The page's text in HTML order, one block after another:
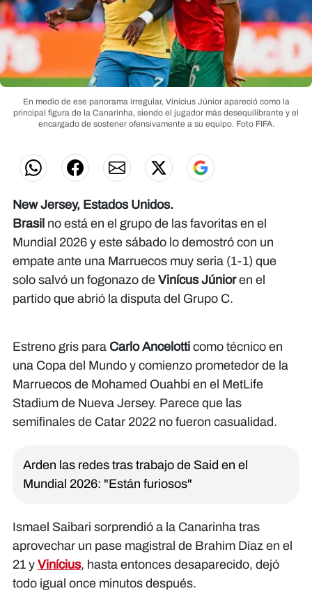
En medio de ese panorama irregular, Vinícius Júnior apareció como la
principal figura de la Canarinha, siendo el jugador más desequilibrante y el
encargado de sostener ofensivamente a su equipo. Foto FIFA.
New Jersey, Estados Unidos.
Brasil no está en el grupo de las favoritas en el
Mundial 2026 y este sábado lo demostró con un
empate ante una Marruecos muy seria (1-1) que
solo salvó un fogonazo de Vinícus Júnioren el
partido que abrió la disputa del Grupo C.
Estreno gris para Carlo Ancelotti como técnico en
una Copa del Mundo y comienzo prometedor de la
Marruecos de Mohamed Ouahbi en el MetLife
Stadium de Nueva Jersey. Parece que las
semifinales de Catar 2022 no fueron casualidad.
Arden las redes tras trabajo de Said en el
Mundial 2026: "Están furiosos"
Ismael Saibari sorprendió a la Canarinha tras
aprovechar un pase magistral de Brahim Díaz en el
21 y Vinícius, hasta entonces desaparecido, dejó
todo igual once minutos después.